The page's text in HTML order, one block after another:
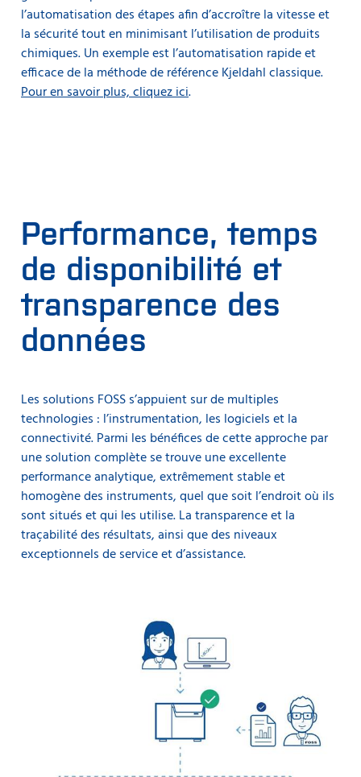
l’automatisation des étapes afin d’accroître la vitesse et
la sécurité tout en minimisant l’utilisation de produits
chimiques. Un exemple est l’automatisation rapide et
efficace de la méthode de référence Kjeldahl classique.
Pour en savoir plus, cliquez ici.
Performance, temps
de disponibilité et
transparence des
données
Les solutions FOSS s’appuient sur de multiples
technologies : l’instrumentation, les logiciels et la
connectivité. Parmi les bénéfices de cette approche par
une solution complète se trouve une excellente
performance analytique, extrêmement stable et
homogène des instruments, quel que soit l’endroit où ils
sont situés et qui les utilise. La transparence et la
traçabilité des résultats, ainsi que des niveaux
exceptionnels de service et d’assistance.